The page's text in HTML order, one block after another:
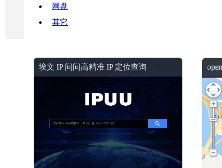
网盘
其它
埃文 IP 问问高精准 IP 定位查询